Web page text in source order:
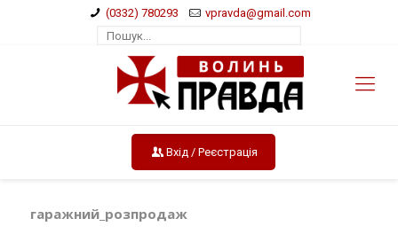
(0332) 780293 vpravda@gmail.com
Вхід / Реєстрація
гаражний_розпродаж